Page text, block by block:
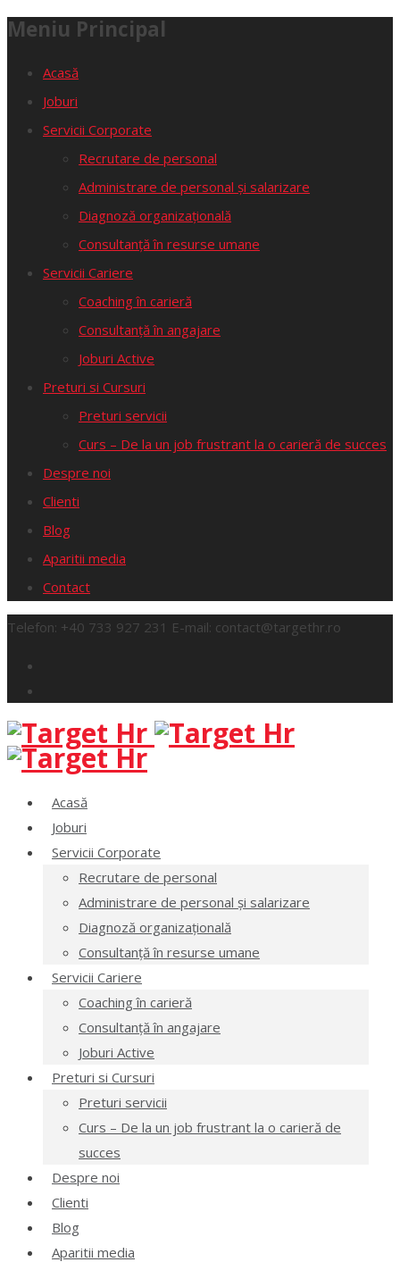
Meniu Principal
Acasă
Joburi
Servicii Corporate
Recrutare de personal
Administrare de personal și salarizare
Diagnoză organizațională
Consultanță în resurse umane
Servicii Cariere
Coaching în carieră
Consultanță în angajare
Joburi Active
Preturi si Cursuri
Preturi servicii
Curs – De la un job frustrant la o carieră de succes
Despre noi
Clienti
Blog
Aparitii media
Contact
Telefon: +40 733 927 231 E-mail: contact@targethr.ro
Acasă
Joburi
Servicii Corporate
Recrutare de personal
Administrare de personal și salarizare
Diagnoză organizațională
Consultanță în resurse umane
Servicii Cariere
Coaching în carieră
Consultanță în angajare
Joburi Active
Preturi si Cursuri
Preturi servicii
Curs – De la un job frustrant la o carieră de
succes
Despre noi
Clienti
Blog
Aparitii media